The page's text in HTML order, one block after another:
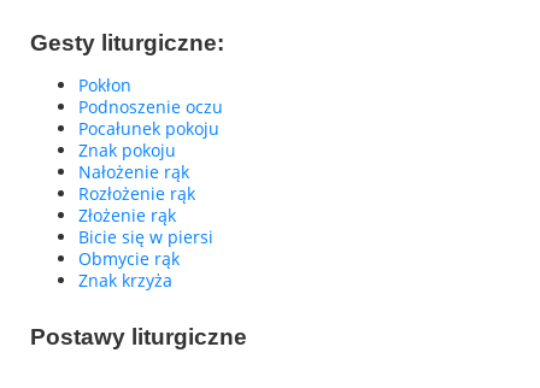
Gesty liturgiczne:
Pokłon
Podnoszenie oczu
Pocałunek pokoju
Znak pokoju
Nałożenie rąk
Rozłożenie rąk
Złożenie rąk
Bicie się w piersi
Obmycie rąk
Znak krzyża
Postawy liturgiczne